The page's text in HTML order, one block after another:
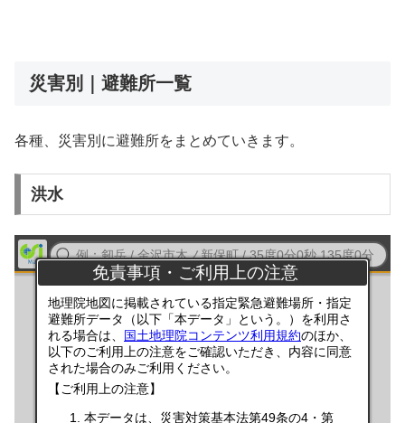
災害別｜避難所一覧
各種、災害別に避難所をまとめていきます。
洪水